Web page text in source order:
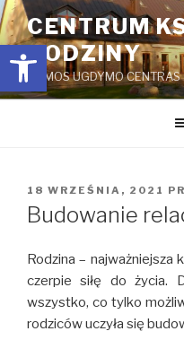
Open toolbar
Przejdź
do
treści
CENTRUM
RODZINY
ŠEIMOS UGDYMO CENTRAS
OPUBLIKOWANE
W
18 WRZEŚNIA, 2021
Budowanie
Rodzina – najważniejsza
czerpie siłę do życia.
wszystko, co tylko
rodziców uczyła się